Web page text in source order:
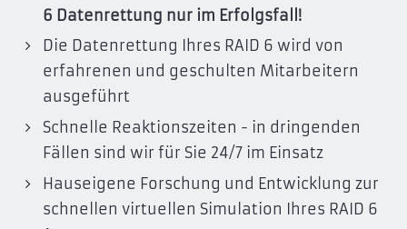
6 Datenrettung nur im Erfolgsfall!
Die Datenrettung Ihres RAID 6 wird von
erfahrenen und geschulten Mitarbeitern
ausgeführt
Schnelle Reaktionszeiten - in dringenden
Fällen sind wir für Sie 24/7 im Einsatz
Hauseigene Forschung und Entwicklung zur
schnellen virtuellen Simulation Ihres RAID 6